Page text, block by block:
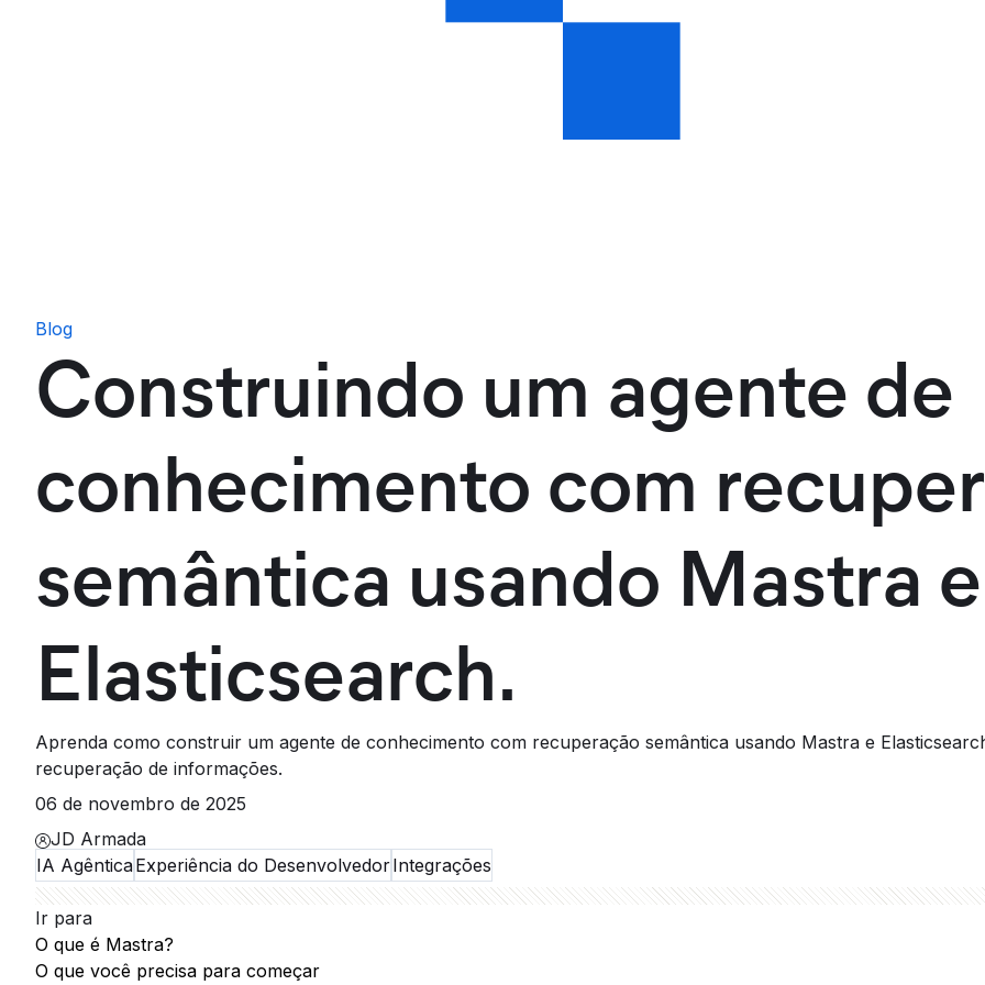
Blog
Construindo um agente de
conhecimento com
semântica usando Mastra e
Elasticsearch.
Aprenda como construir um agente de conhecimento com recuperação semântica usando Mastra e
recuperação de informações.
06 de novembro de 2025
JD Armada
IA AgênticaExperiência do DesenvolvedorIntegrações
Ir para
O que é Mastra?
O que você precisa para começar